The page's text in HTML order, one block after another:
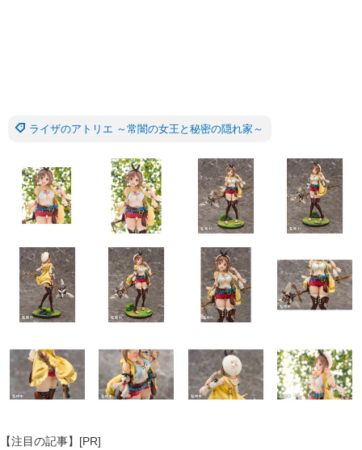
ライザのアトリエ ～常闇の女王と秘密の隠れ家～
【注目の記事】[PR]